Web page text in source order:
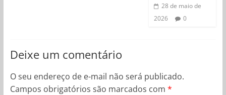
28 de maio de
2026
0
Deixe um comentário
O seu endereço de e-mail não será publicado.
Campos obrigatórios são marcados com *